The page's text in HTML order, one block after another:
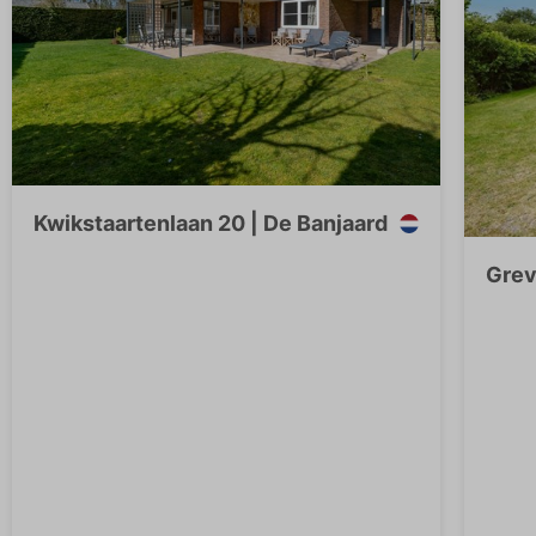
Kwikstaartenlaan 20 | De Banjaard